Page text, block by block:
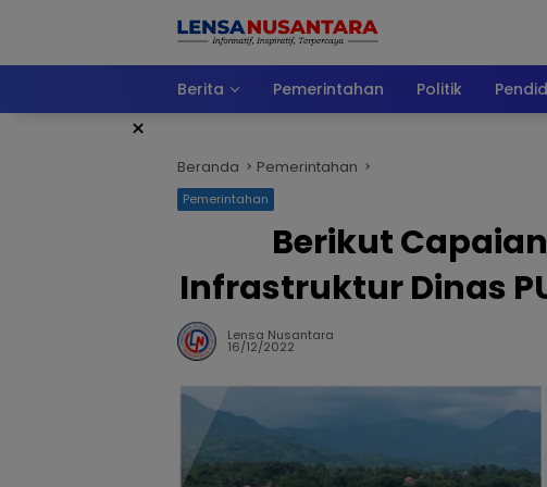
Berita
Pemerintahan Politik
×
Beranda Pemerintahan
Pemerintahan
Berikut
Infrastruktur Dinas
Lensa Nusantara
16/12/2022